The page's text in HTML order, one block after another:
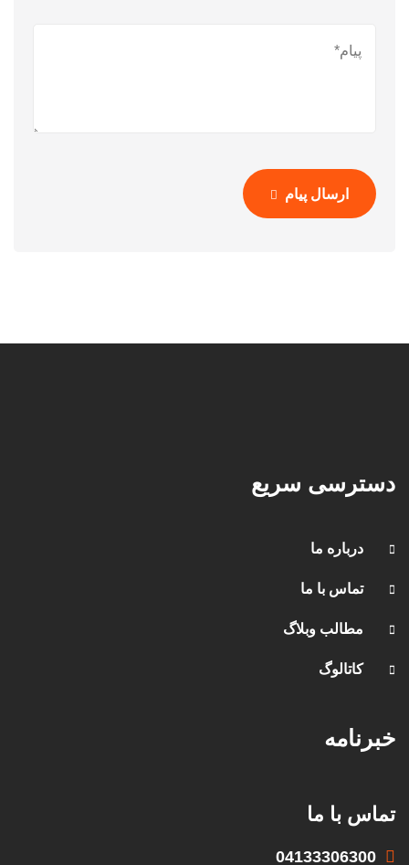
ارسال پیام
دسترسی سریع
درباره ما
تماس با ما
مطالب وبلاگ
کاتالوگ
خبرنامه
تماس با ما
04133306300